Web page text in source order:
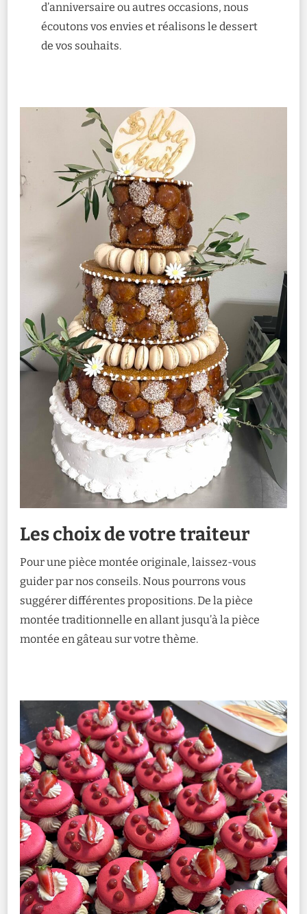
d’anniversaire ou autres occasions, nous
écoutons vos envies et réalisons le dessert
de vos souhaits.
Les choix de votre traiteur
Pour une pièce montée originale, laissez-vous
guider par nos conseils. Nous pourrons vous
suggérer différentes propositions. De la pièce
montée traditionnelle en allant jusqu’à la pièce
montée en gâteau sur votre thème.